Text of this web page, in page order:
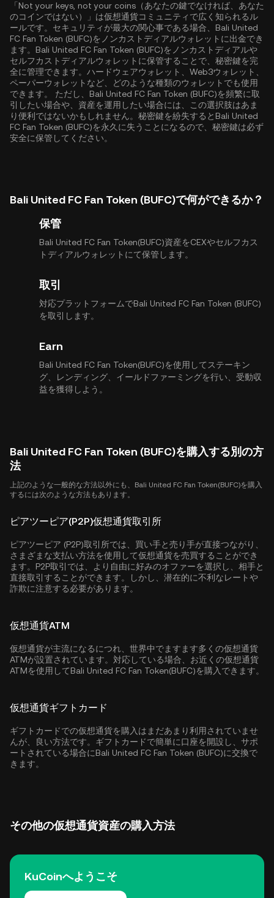
「Not your keys, not your coins（あなたの鍵でなければ、あなた
のコインではない）」は仮想通貨コミュニティで広く知られるル
ールです。セキュリティが最大の関心事である場合、Bali United
FC Fan Token (BUFC)をノンカストディアルウォレットに出金でき
ます。Bali United FC Fan Token (BUFC)をノンカストディアルや
セルフカストディアルウォレットに保管することで、秘密鍵を完
全に管理できます。ハードウェアウォレット、Web3ウォレット、
ペーパーウォレットなど、どのような種類のウォレットでも使用
できます。 ただし、Bali United FC Fan Token (BUFC)を頻繁に取
引したい場合や、資産を運用したい場合には、この選択肢はあま
り便利ではないかもしれません。秘密鍵を紛失するとBali United
FC Fan Token (BUFC)を永久に失うことになるので、秘密鍵は必ず
安全に保管してください。
Bali United FC Fan Token (BUFC)で何ができるか？
保管
Bali United FC Fan Token(BUFC)資産をCEXやセルフカス
トディアルウォレットにて保管します。
取引
対応プラットフォームでBali United FC Fan Token (BUFC)
を取引します。
Earn
Bali United FC Fan Token(BUFC)を使用してステーキン
グ、レンディング、イールドファーミングを行い、受動収
益を獲得しよう。
Bali United FC Fan Token (BUFC)を購入する別の方
法
上記のような一般的な方法以外にも、Bali United FC Fan Token(BUFC)を購入
するには次のような方法もあります。
ピアツーピア(P2P)仮想通貨取引所
ピアツーピア (P2P)取引所では、買い手と売り手が直接つながり、
さまざまな支払い方法を使用して仮想通貨を売買することができ
ます。P2P取引では、より自由に好みのオファーを選択し、相手と
直接取引することができます。しかし、潜在的に不利なレートや
詐欺に注意する必要があります。
仮想通貨ATM
仮想通貨が主流になるにつれ、世界中でますます多くの仮想通貨
ATMが設置されています。対応している場合、お近くの仮想通貨
ATMを使用してBali United FC Fan Token(BUFC)を購入できます。
仮想通貨ギフトカード
ギフトカードでの仮想通貨を購入はまだあまり利用されていませ
んが、良い方法です。ギフトカードで簡単に口座を開設し、サポ
ートされている場合にBali United FC Fan Token (BUFC)に交換で
きます。
その他の仮想通貨資産の購入方法
KuCoinへようこそ